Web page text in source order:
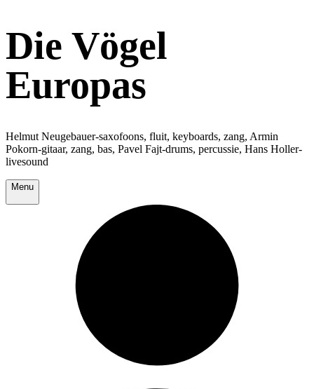
Die Vögel
Europas
Helmut Neugebauer-saxofoons, fluit, keyboards, zang, Armin
Pokorn-gitaar, zang, bas, Pavel Fajt-drums, percussie, Hans Holler-
livesound
Menu